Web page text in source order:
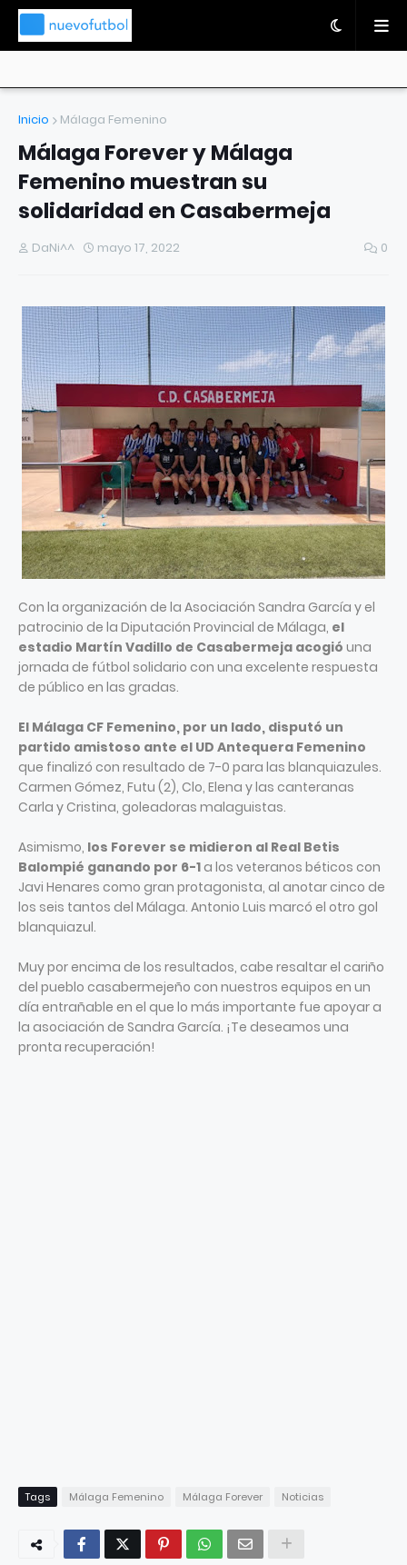
Inicio Málaga Femenino
Málaga Forever y Málaga
Femenino muestran su
solidaridad en Casabermeja
DaNi^^ mayo 17, 2022 0
Con la organización de la Asociación Sandra García y el
patrocinio de la Diputación Provincial de Málaga, el
estadio Martín Vadillo de Casabermeja acogió una
jornada de fútbol solidario con una excelente respuesta
de público en las gradas.
El Málaga CF Femenino, por un lado, disputó un
partido amistoso ante el UD Antequera Femenino
que finalizó con resultado de 7-0 para las blanquiazules.
Carmen Gómez, Futu (2), Clo, Elena y las canteranas
Carla y Cristina, goleadoras malaguistas.
Asimismo, los Forever se midieron al Real Betis
Balompié ganando por 6-1 a los veteranos béticos con
Javi Henares como gran protagonista, al anotar cinco de
los seis tantos del Málaga. Antonio Luis marcó el otro gol
blanquiazul.
Muy por encima de los resultados, cabe resaltar el cariño
del pueblo casabermejeño con nuestros equipos en un
día entrañable en el que lo más importante fue apoyar a
la asociación de Sandra García. ¡Te deseamos una
pronta recuperación!
Tags Málaga Femenino Málaga Forever Noticias